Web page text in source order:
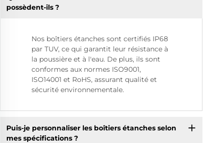
possèdent-ils ?
Nos boîtiers étanches sont certifiés IP68
par TUV, ce qui garantit leur résistance à
la poussière et à l'eau. De plus, ils sont
conformes aux normes ISO9001,
ISO14001 et RoHS, assurant qualité et
sécurité environnementale.
Puis-je personnaliser les boîtiers étanches selon
mes spécifications ?